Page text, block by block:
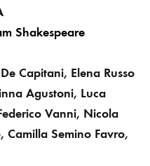
Shakespeare
Capitani, Elena Russo
Agustoni, Luca
Vanni, Nicola
Camilla Semino Favro,